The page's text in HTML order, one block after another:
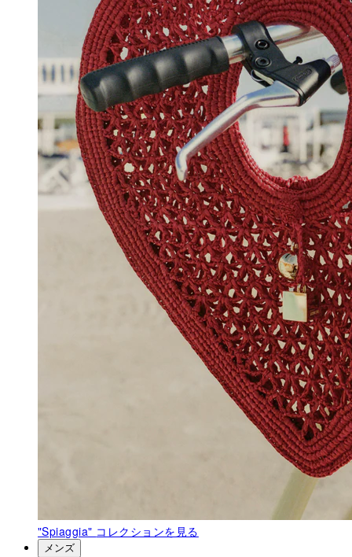
"Spiaggia" コレクションを見る
メンズ